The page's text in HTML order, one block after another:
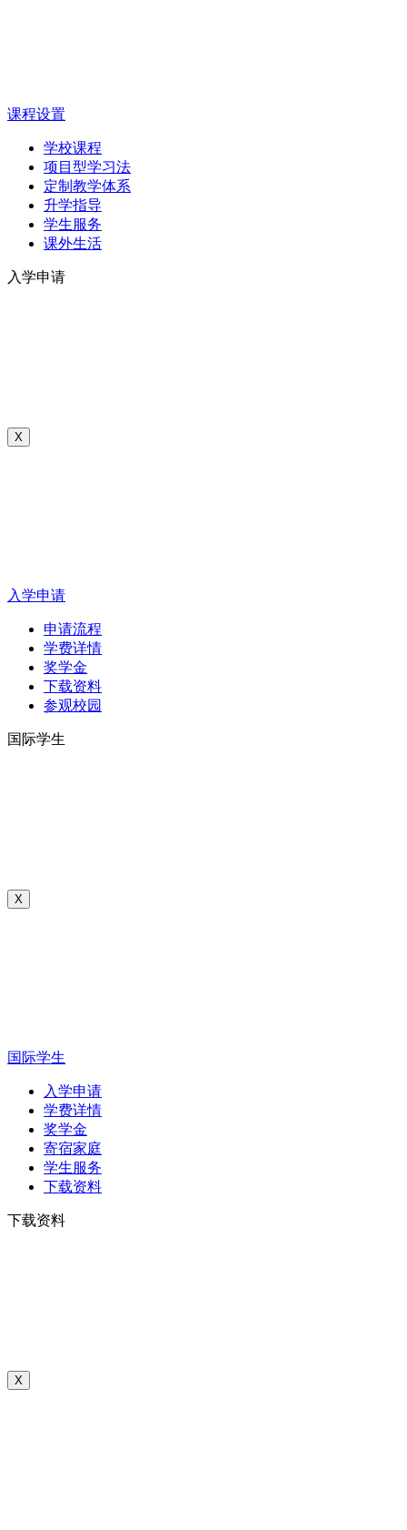
课程设置
学校课程
项目型学习法
定制教学体系
升学指导
学生服务
课外生活
入学申请
X
入学申请
申请流程
学费详情
奖学金
下载资料
参观校园
国际学生
X
国际学生
入学申请
学费详情
奖学金
寄宿家庭
学生服务
下载资料
下载资料
X